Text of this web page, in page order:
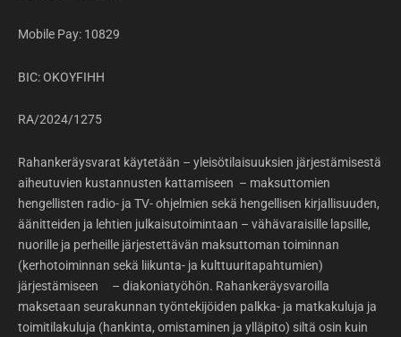
Mobile Pay: 10829
BIC: OKOYFIHH
RA/2024/1275
Rahankeräysvarat käytetään – yleisötilaisuuksien järjestämisestä
aiheutuvien kustannusten kattamiseen – maksuttomien
hengellisten radio- ja TV- ohjelmien sekä hengellisen kirjallisuuden,
äänitteiden ja lehtien julkaisutoimintaan – vähävaraisille lapsille,
nuorille ja perheille järjestettävän maksuttoman toiminnan
(kerhotoiminnan sekä liikunta- ja kulttuuritapahtumien)
järjestämiseen – diakoniatyöhön. Rahankeräysvaroilla
maksetaan seurakunnan työntekijöiden palkka- ja matkakuluja ja
toimitilakuluja (hankinta, omistaminen ja ylläpito) siltä osin kuin